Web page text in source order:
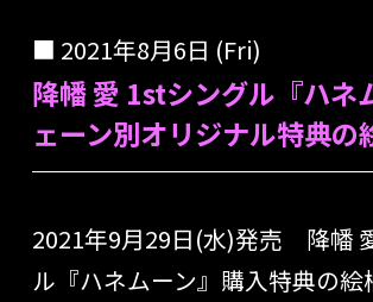
2021年8月6日 (Fri)
降幡 愛 1stシングル『ハネ
ェーン別オリジナル特典の
2021年9月29日(水)発売 降幡
ル『ハネムーン』購入特典の絵